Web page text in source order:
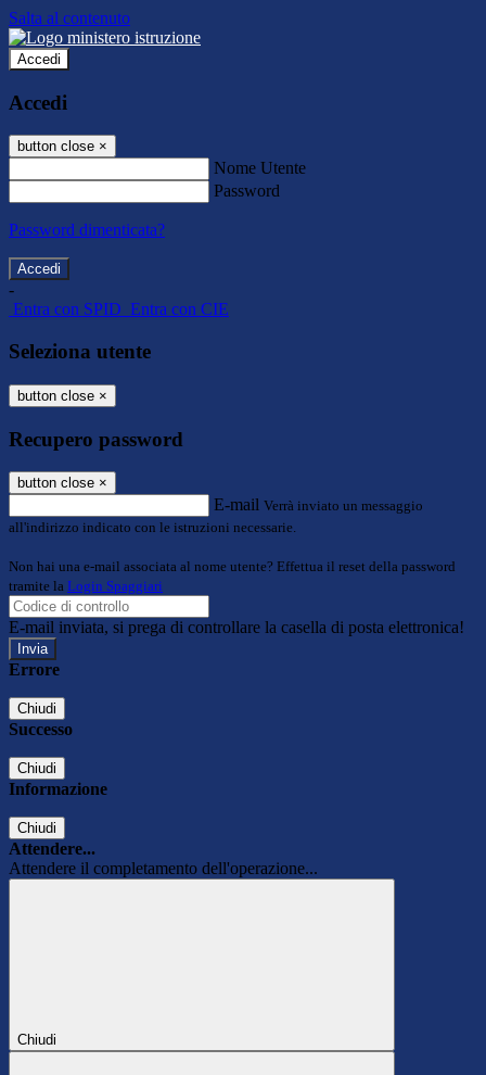
Salta al contenuto
Accedi
Accedi
button close ×
Nome Utente
Password
Password dimenticata?
-
Entra con SPID Entra con CIE
Seleziona utente
button close ×
Recupero password
button close ×
E-mail Verrà inviato un messaggio
all'indirizzo indicato con le istruzioni necessarie.
Non hai una e-mail associata al nome utente? Effettua il reset della password
tramite la Login Spaggiari
E-mail inviata, si prega di controllare la casella di posta elettronica!
Errore
Chiudi
Successo
Chiudi
Informazione
Chiudi
Attendere...
Attendere il completamento dell'operazione...
Chiudi